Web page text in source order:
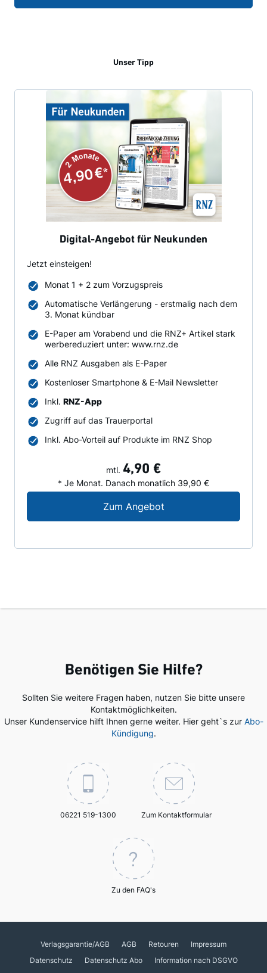
Unser Tipp
Digital-Angebot für Neukunden
Jetzt einsteigen!
Monat 1 + 2 zum Vorzugspreis
Automatische Verlängerung - erstmalig nach dem
3. Monat kündbar
E-Paper am Vorabend und die RNZ+ Artikel stark
werbereduziert unter: www.rnz.de
Alle RNZ Ausgaben als E-Paper
Kostenloser Smartphone & E-Mail Newsletter
Inkl. RNZ-App
Zugriff auf das Trauerportal
Inkl. Abo-Vorteil auf Produkte im RNZ Shop
mtl. 4,90 €
* Je Monat. Danach monatlich 39,90 €
Zum AngebotDigital-Angebot für
Benötigen Sie Hilfe?
Sollten Sie weitere Fragen haben, nutzen Sie bitte unsere
Kontaktmöglichkeiten.
Unser Kundenservice hilft Ihnen gerne weiter. Hier geht`s zur Abo-
Kündigung.
06221 519-1300 Zum Kontaktformular
Zu den FAQ's
Verlagsgarantie/AGB AGB Retouren
Impressum
Datenschutz
Datenschutz Abo
Information nach DSGVO